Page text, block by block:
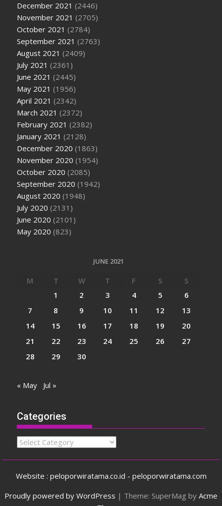
December 2021 (2446)
November 2021 (2705)
October 2021 (2784)
September 2021 (2763)
August 2021 (2409)
July 2021 (2361)
June 2021 (2445)
May 2021 (1956)
April 2021 (2342)
March 2021 (2372)
February 2021 (2382)
January 2021 (2128)
December 2020 (1863)
November 2020 (1954)
October 2020 (2085)
September 2020 (1942)
August 2020 (1948)
July 2020 (2131)
June 2020 (2101)
May 2020 (823)
JUNE 2021
M T W T F S
S
1
2 3 4 5
6
7
8 9 10 11 12
13
14
15 16 17 18 19
20
21
22 23 24 25 26
27
28
29 30
« May Jul »
Categories
Categories
Website : peloporwiratama.co.id - peloporwiratama.com
Proudly powered by WordPress | Theme: SuperMag by Acme